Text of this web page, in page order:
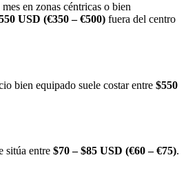
mes en zonas céntricas o bien
USD (€350 – €500) fuera del centro
bien equipado suele costar entre $550
sitúa entre $70 – $85 USD (€60 – €75).